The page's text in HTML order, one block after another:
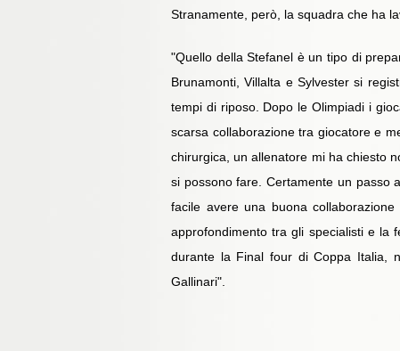
Stranamente, però, la squadra che ha
"Quello della Stefanel è un tipo di
Brunamonti, Villalta e Sylvester si
tempi di riposo. Dopo le Olimpiadi i
scarsa collaborazione tra giocatore e
chirurgica, un allenatore mi ha chiesto
si possono fare. Certamente un passo
facile avere una buona
approfondimento tra gli specialisti e la
durante la Final four di Coppa Italia,
Gallinari".